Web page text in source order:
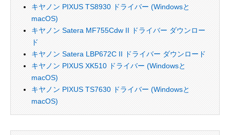
キヤノン PIXUS TS8930 ドライバー (Windowsと
macOS)
キヤノン Satera MF755Cdw II ドライバー ダウンロー
ド
キヤノン Satera LBP672C II ドライバー ダウンロード
キヤノン PIXUS XK510 ドライバー (Windowsと
macOS)
キヤノン PIXUS TS7630 ドライバー (Windowsと
macOS)